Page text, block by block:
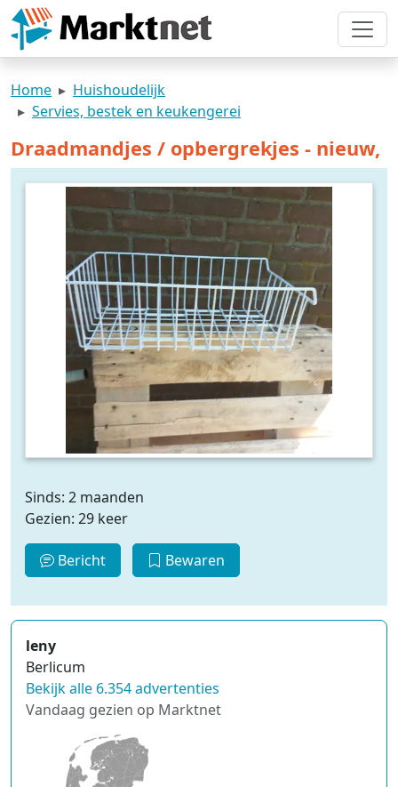
Home
Huishoudelijk
Servies, bestek en keukengerei
Draadmandjes / opbergrekjes - nieuw,
Sinds: 2 maanden
Gezien: 29 keer
Bericht Bewaren
leny
Berlicum
Bekijk alle 6.354 advertenties
Vandaag gezien op Marktnet